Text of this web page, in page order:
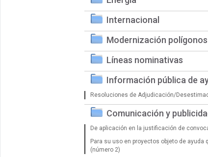
Internacional
Modernización polígonos
Líneas nominativas
Información pública de
Resoluciones de Adjudicación/
Comunicación y
De aplicación en la justificación de
Para su uso en proyectos objeto de ayuda
(número 2)